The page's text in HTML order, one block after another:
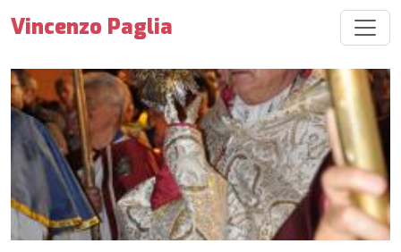
Vincenzo Paglia